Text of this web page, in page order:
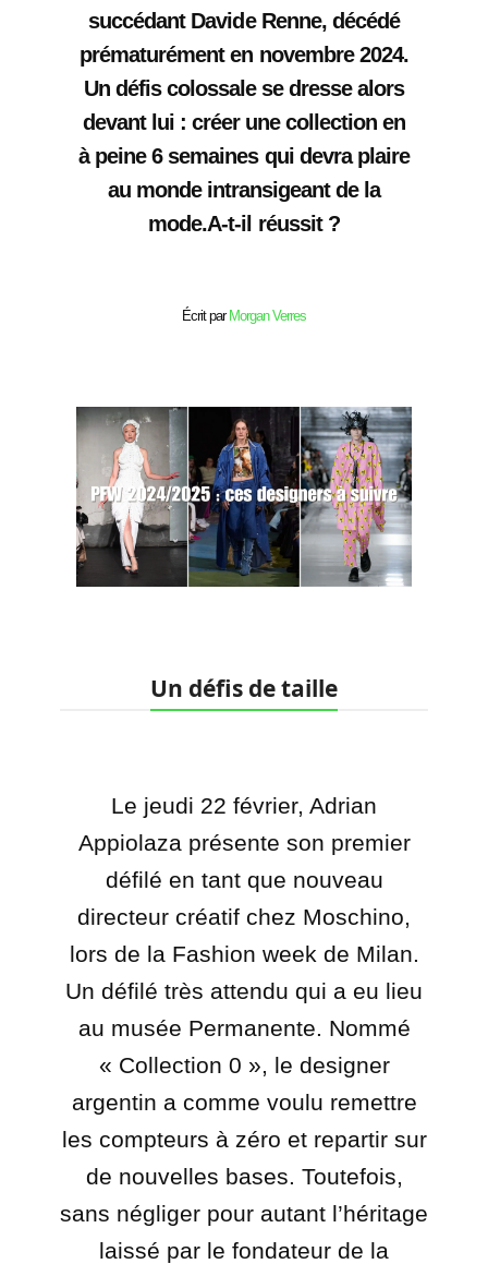
succédant Davide Renne, décédé
prématurément en novembre 2024.
Un défis colossale se dresse alors
devant lui : créer une collection en
à peine 6 semaines qui devra plaire
au monde intransigeant de la
mode.A-t-il réussit ?
Écrit par Morgan Verres
Un défis de taille
Le jeudi 22 février, Adrian
Appiolaza présente son premier
défilé en tant que nouveau
directeur créatif chez Moschino,
lors de la Fashion week de Milan.
Un défilé très attendu qui a eu lieu
au musée Permanente. Nommé
« Collection 0 », le designer
argentin a comme voulu remettre
les compteurs à zéro et repartir sur
de nouvelles bases. Toutefois,
sans négliger pour autant l’héritage
laissé par le fondateur de la